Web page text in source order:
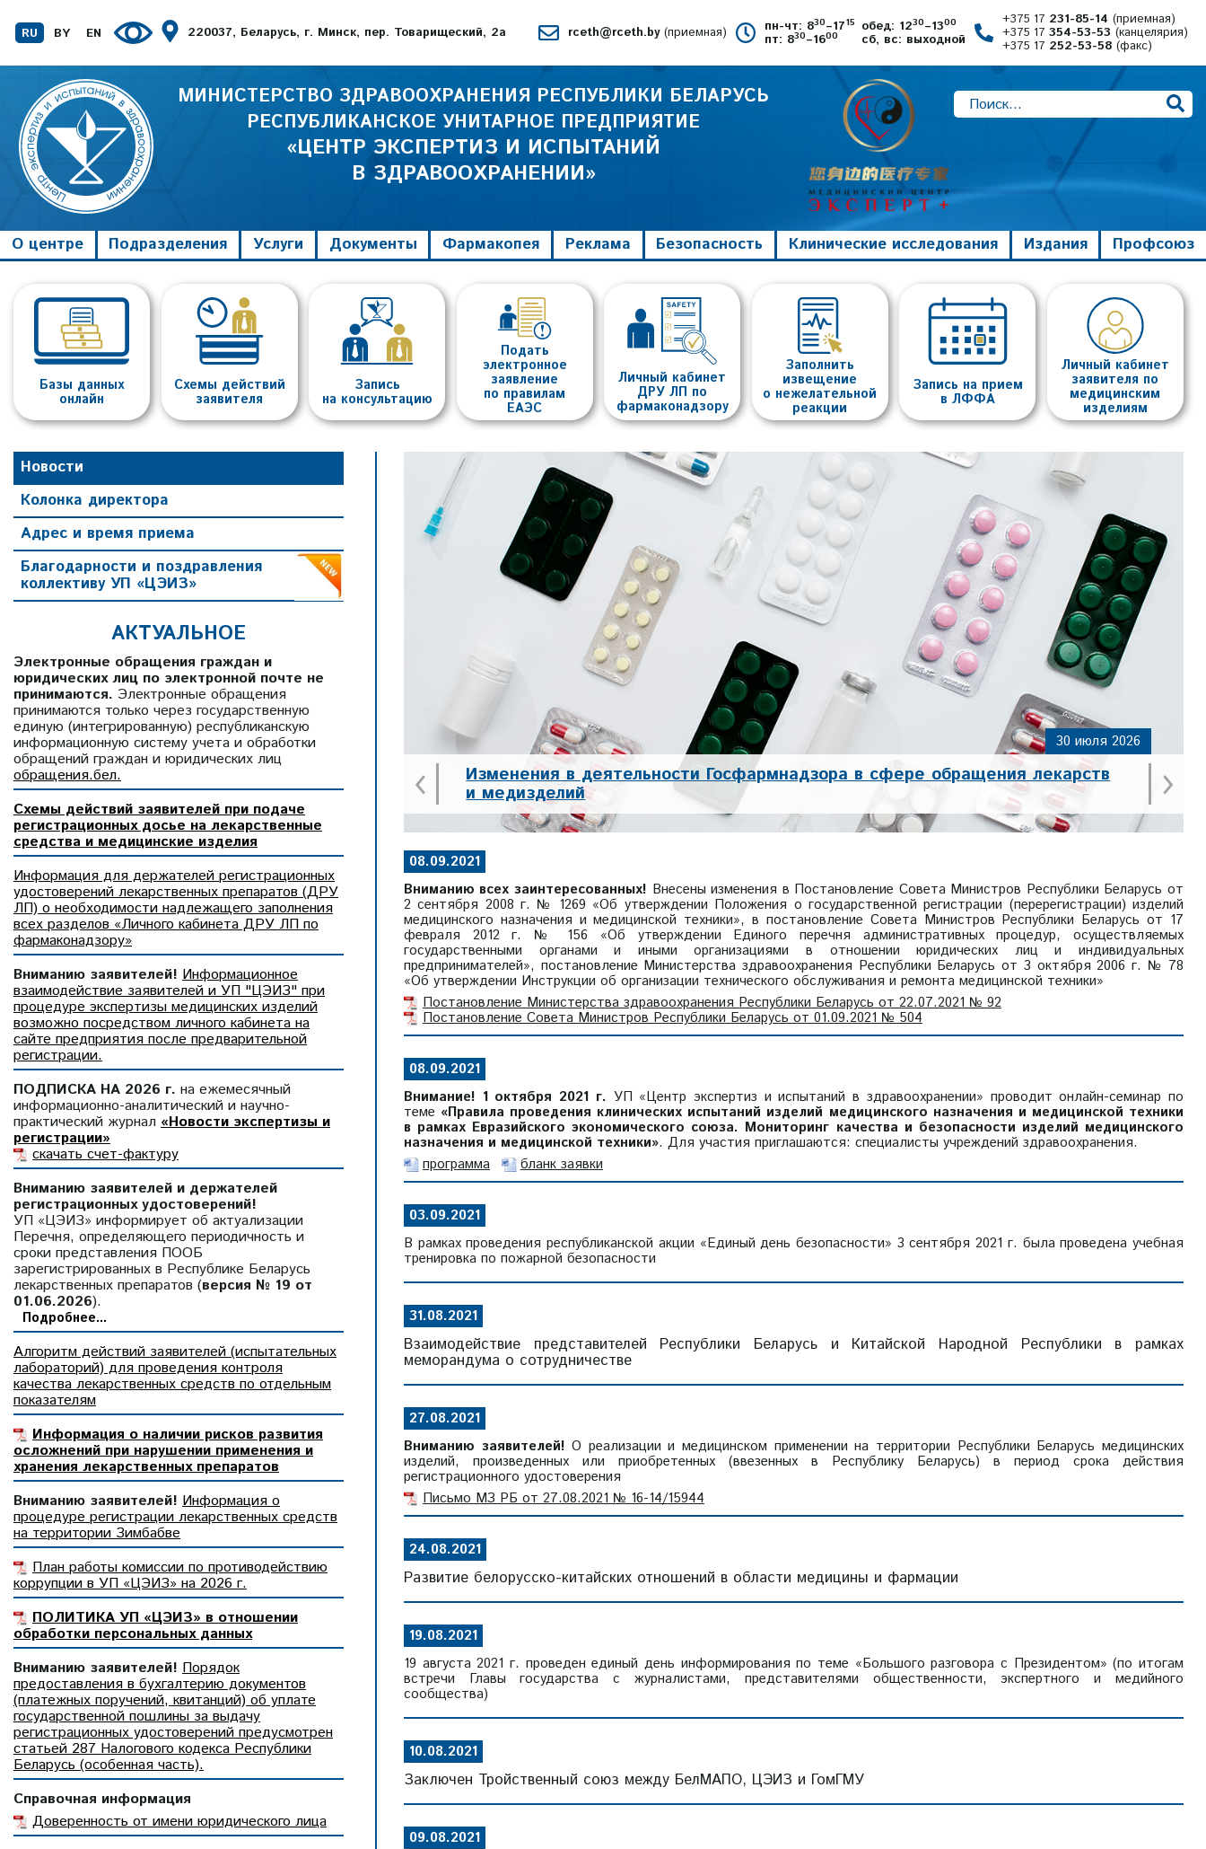
RU BY EN 220037, Беларусь, г. Минск, пер. Товарищеский, 2а rceth@rceth.by (приемная) пн-чт: 830–1715
пт: 830–1600
обед: 1230–1300
сб, вс: выходной
+375 17 231-85-14(приемная)
+375 17354-53-53(канцелярия)
+375 17 252-53-58(факс)
МИНИСТЕРСТВО ЗДРАВООХРАНЕНИЯ РЕСПУБЛИКИ БЕЛАРУСЬ
РЕСПУБЛИКАНСКОЕ УНИТАРНОЕ ПРЕДПРИЯТИЕ
«ЦЕНТР ЭКСПЕРТИЗ И ИСПЫТАНИЙ
В ЗДРАВООХРАНЕНИИ»
О центре Подразделения Услуги Документы Фармакопея Реклама Безопасность Клинические исследования Издания Профсоюз
Базы данных
онлайн
Схемы действий
заявителя
Запись
на консультацию
Подать
электронное
заявление
по правилам
ЕАЭС
Личный кабинет
ДРУ ЛП по
фармаконадзору
Заполнить
извещение
о нежелательной
реакции
Запись на прием
в ЛФФА
Личный кабинет
заявителя по
медицинским
изделиям
Новости
Колонка директора
Адрес и время приема
Благодарности и поздравления
коллективу УП «ЦЭИЗ»
АКТУАЛЬНОЕ
Электронные обращения граждан и
юридических лиц по электронной почте не
принимаются. Электронные обращения
принимаются только через государственную
единую (интегрированную) республиканскую
информационную систему учета и обработки
обращений граждан и юридических лиц
обращения.бел.
Схемы действий заявителей при подаче
регистрационных досье на лекарственные
средства и медицинские изделия
Информация для держателей регистрационных
удостоверений лекарственных препаратов (ДРУ
ЛП) о необходимости надлежащего заполнения
всех разделов «Личного кабинета ДРУ ЛП по
фармаконадзору»
Вниманию заявителей! Информационное
взаимодействие заявителей и УП "ЦЭИЗ" при
процедуре экспертизы медицинских изделий
возможно посредством личного кабинета на
сайте предприятия после предварительной
регистрации.
ПОДПИСКА НА 2026 г. на ежемесячный
информационно-аналитический и научно-
практический журнал «Новости экспертизы и
регистрации»
скачать счет-фактуру
Вниманию заявителей и держателей
регистрационных удостоверений!
УП «ЦЭИЗ» информирует об актуализации
Перечня, определяющего периодичность и
сроки представления ПООБ
зарегистрированных в Республике Беларусь
лекарственных препаратов (версия № 19 от
01.06.2026).
Подробнее...
Алгоритм действий заявителей (испытательных
лабораторий) для проведения контроля
качества лекарственных средств по отдельным
показателям
Информация о наличии рисков развития
осложнений при нарушении применения и
хранения лекарственных препаратов
Вниманию заявителей! Информация о
процедуре регистрации лекарственных средств
на территории Зимбабве
План работы комиссии по противодействию
коррупции в УП «ЦЭИЗ» на 2026 г.
ПОЛИТИКА УП «ЦЭИЗ» в отношении
обработки персональных данных
Вниманию заявителей! Порядок
предоставления в бухгалтерию документов
(платежных поручений, квитанций) об уплате
государственной пошлины за выдачу
регистрационных удостоверений предусмотрен
статьей 287 Налогового кодекса Республики
Беларусь (особенная часть).
Справочная информация
Доверенность от имени юридического лица
2 июля 2026
30 июля 2026
‹ Изменения в деятельности Госфармнадзора в сфере обращения лекарств
и медизделий ›
08.09.2021
Вниманию всех заинтересованных! Внесены изменения в Постановление Совета Министров Республики Беларусь от
2 сентября 2008 г. № 1269 «Об утверждении Положения о государственной регистрации (перерегистрации) изделий
медицинского назначения и медицинской техники», в постановление Совета Министров Республики Беларусь от 17
февраля 2012 г. № 156 «Об утверждении Единого перечня административных процедур, осуществляемых
государственными органами и иными организациями в отношении юридических лиц и индивидуальных
предпринимателей», постановление Министерства здравоохранения Республики Беларусь от 3 октября 2006 г. № 78
«Об утверждении Инструкции об организации технического обслуживания и ремонта медицинской техники»
Постановление Министерства здравоохранения Республики Беларусь от 22.07.2021 № 92
Постановление Совета Министров Республики Беларусь от 01.09.2021 № 504
08.09.2021
Внимание! 1 октября 2021 г. УП «Центр экспертиз и испытаний в здравоохранении» проводит онлайн-семинар по
теме «Правила проведения клинических испытаний изделий медицинского назначения и медицинской техники
в рамках Евразийского экономического союза. Мониторинг качества и безопасности изделий медицинского
назначения и медицинской техники». Для участия приглашаются: специалисты учреждений здравоохранения.
программа
бланк заявки
03.09.2021
В рамках проведения республиканской акции «Единый день безопасности» 3 сентября 2021 г. была проведена учебная
тренировка по пожарной безопасности
31.08.2021
Взаимодействие представителей Республики Беларусь и Китайской Народной Республики в рамках
меморандума о сотрудничестве
27.08.2021
Вниманию заявителей! О реализации и медицинском применении на территории Республики Беларусь медицинских
изделий, произведенных или приобретенных (ввезенных в Республику Беларусь) в период срока действия
регистрационного удостоверения
Письмо МЗ РБ от 27.08.2021 № 16-14/15944
24.08.2021
Развитие белорусско-китайских отношений в области медицины и фармации
19.08.2021
19 августа 2021 г. проведен единый день информирования по теме «Большого разговора с Президентом» (по итогам
встречи Главы государства с журналистами, представителями общественности, экспертного и медийного
сообщества)
10.08.2021
Заключен Тройственный союз между БелМАПО, ЦЭИЗ и ГомГМУ
09.08.2021